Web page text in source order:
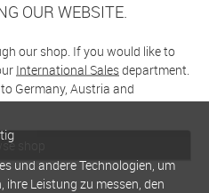
OUR WEBSITE.
our shop. If you would like to
International Salesdepartment.
Germany, Austria and
shop
und andere Technologien, um
ihre Leistung zu messen, den